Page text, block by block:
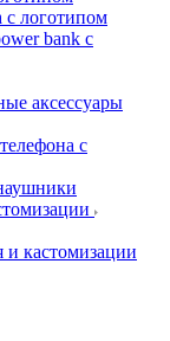
с логотипом
bank с
аксессуары
с
кастомизации